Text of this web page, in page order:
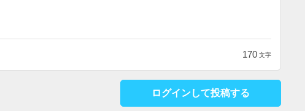
170 文字
ログインして投稿する